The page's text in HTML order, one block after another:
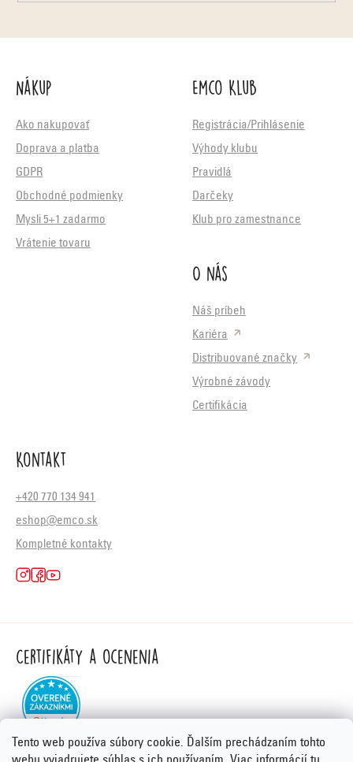
Tento web používa súbory cookie. Ďalším prechádzaním tohto
Nákup
Ako nakupovať
Doprava a platba
GDPR
Obchodné podmienky
Mysli 5+1 zadarmo
Vrátenie tovaru
Emco Klub
Registrácia/Prihlásenie
Výhody klubu
Pravidlá
Darčeky
Klub pro zamestnance
O nás
Náš príbeh
Kariéra
Distribuované značky
Výrobné závody
Certifikácia
Kontakt
+420 770 134 941
eshop@emco.sk
Kompletné kontakty
Certifikáty a ocenenia